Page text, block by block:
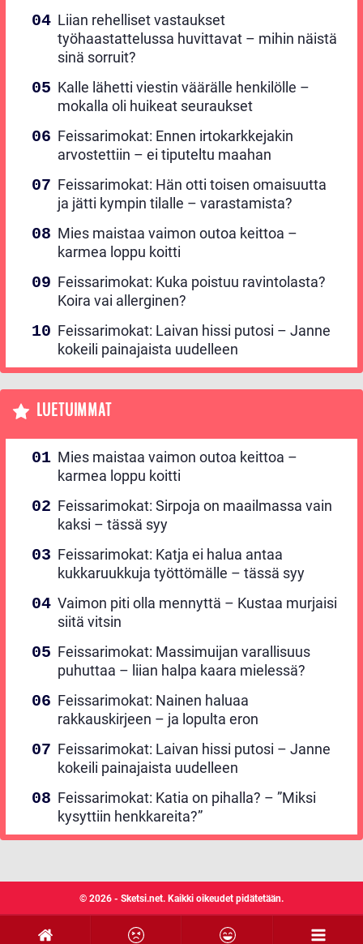
Liian rehelliset vastaukset
työhaastattelussa huvittavat – mihin näistä
sinä sorruit?
Kalle lähetti viestin väärälle henkilölle –
mokalla oli huikeat seuraukset
Feissarimokat: Ennen irtokarkkejakin
arvostettiin – ei tiputeltu maahan
Feissarimokat: Hän otti toisen omaisuutta
ja jätti kympin tilalle – varastamista?
Mies maistaa vaimon outoa keittoa –
karmea loppu koitti
Feissarimokat: Kuka poistuu ravintolasta?
Koira vai allerginen?
Feissarimokat: Laivan hissi putosi – Janne
kokeili painajaista uudelleen
LUETUIMMAT
Mies maistaa vaimon outoa keittoa –
karmea loppu koitti
Feissarimokat: Sirpoja on maailmassa vain
kaksi – tässä syy
Feissarimokat: Katja ei halua antaa
kukkaruukkuja työttömälle – tässä syy
Vaimon piti olla mennyttä – Kustaa murjaisi
siitä vitsin
Feissarimokat: Massimuijan varallisuus
puhuttaa – liian halpa kaara mielessä?
Feissarimokat: Nainen haluaa
rakkauskirjeen – ja lopulta eron
Feissarimokat: Laivan hissi putosi – Janne
kokeili painajaista uudelleen
Feissarimokat: Katia on pihalla? – ”Miksi
kysyttiin henkkareita?”
© 2026 - Sketsi.net. Kaikki oikeudet pidätetään.